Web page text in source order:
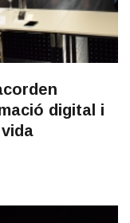
digital i